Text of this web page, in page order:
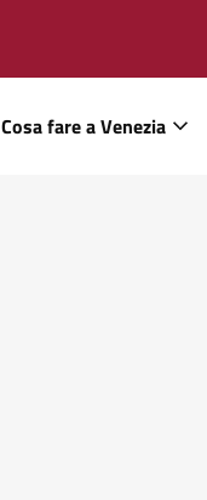
Cosa fare a Venezia